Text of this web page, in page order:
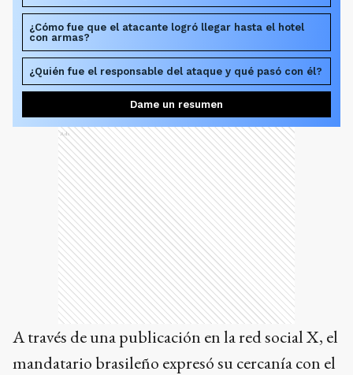
¿Cómo fue que el atacante logró llegar hasta el hotel
con armas?
¿Quién fue el responsable del ataque y qué pasó con él?
Dame un resumen
Ads
A través de una publicación en la red social X, el
mandatario brasileño expresó su cercanía con el